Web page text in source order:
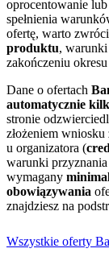
oprocentowanie lub
spełnienia
ofertę, warto
produktu, warunki
zakończeniu
Dane o ofertach
automatycznie
stronie
złożeniem wniosku
u organizatora (
warunki
wymagany
obowiązywania
znajdziesz na
Wszystkie oferty